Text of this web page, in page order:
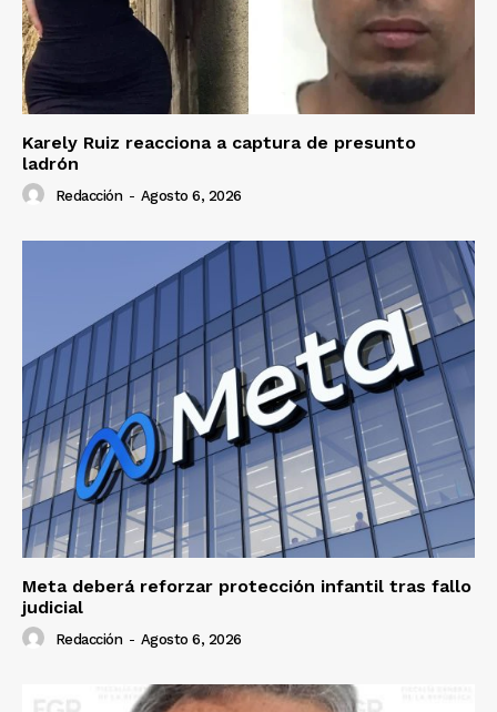
Karely Ruiz reacciona a captura de presunto
ladrón
Redacción - Agosto 6, 2026
Meta deberá reforzar protección infantil tras fallo
judicial
Redacción - Agosto 6, 2026